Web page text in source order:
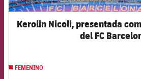
Kerolin Nicoli, presentada
del FC
FEMENINO